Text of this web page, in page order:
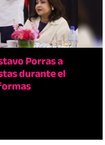
Porras a
durante el